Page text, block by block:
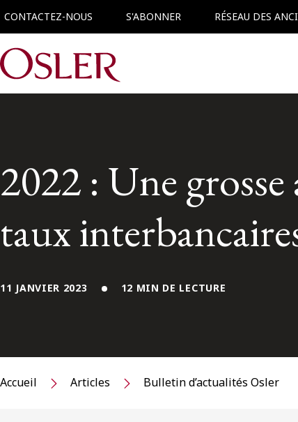
CONTACTEZ-NOUS S'ABONNER RÉSEAU DES
Main Navigation
2022 : Une
taux
11 JANVIER 2023 12 MIN DE LECTURE
Accueil Articles Bulletin d’actualités Osler